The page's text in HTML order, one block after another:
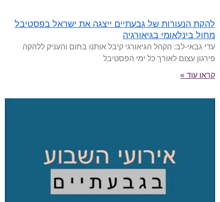
להקת הנעורות של גבעתיים ייצגה את ישראל בפסטיבל
מחול בינלאומי בגיאורגיה
עדי גבאי-לב: הקהל הגיאורגי קיבל אותנו בחום והעניק ללהקה
פירגון עצום לאורך כל ימי הפסטיבל
קראו עוד »